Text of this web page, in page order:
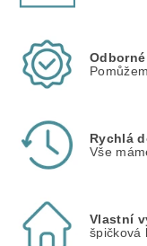
Rychlá
Vše
Vlastní
špičková